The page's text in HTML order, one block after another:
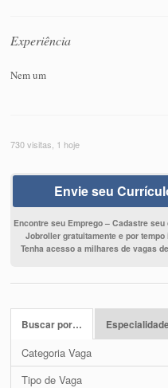
Experiência
Nem um
730 visitas, 1 hoje
Envie seu
Encontre seu Emprego – Cadastre
Jobroller gratuitamente e por tempo
Tenha acesso a milhares de vagas
Buscar por…
Categoria Vaga
Tipo de Vaga